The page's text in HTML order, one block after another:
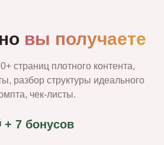
вы получаете
страниц плотного контента,
разбор структуры идеального
чек‑листы.
+ 7 бонусов